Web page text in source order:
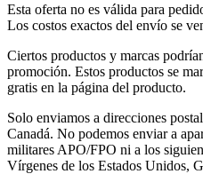
Esta oferta no es válida para
Los costos exactos del envío se
Ciertos productos y marcas
promoción. Estos productos se
gratis en la página del producto.
Solo enviamos a direcciones
Canadá. No podemos enviar a
militares APO/FPO ni a los
Vírgenes de los Estados Unidos,